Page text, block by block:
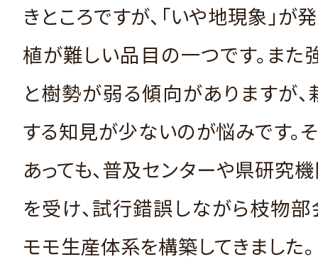
きところですが、「いや地現象」が
植が難しい品目の一つです。また
と樹勢が弱る傾向がありますが
する知見が少ないのが悩みです。
あっても、普及センターや県研究
を受け、試行錯誤しながら枝物
モモ生産体系を構築してきました。